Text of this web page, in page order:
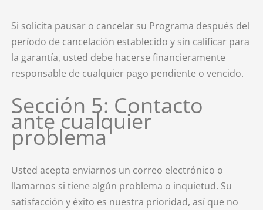
Si solicita pausar o cancelar su Programa después del
período de cancelación establecido y sin calificar para
la garantía, usted debe hacerse financieramente
responsable de cualquier pago pendiente o vencido.
Sección 5: Contacto
ante cualquier
problema
Usted acepta enviarnos un correo electrónico o
llamarnos si tiene algún problema o inquietud. Su
satisfacción y éxito es nuestra prioridad, así que no